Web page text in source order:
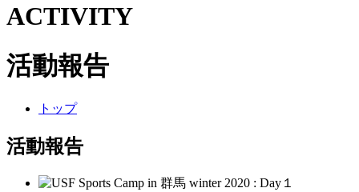
ACTIVITY
活動報告
トップ
活動報告